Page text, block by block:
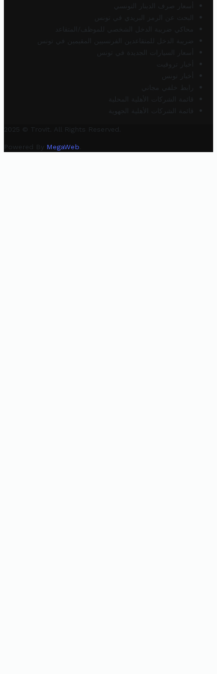
أسعار صرف الدينار التونسي
البحث عن الرمز البريدي في تونس
محاكي ضريبة الدخل الشخصي للموظف/المتقاعد
ضريبة الدخل للمتقاعدين الفرنسيين المقيمين في تونس
أسعار السيارات الجديدة في تونس
أخبار تروفيت
أخبار تونس
رابط خلفي مجاني
قائمة الشركات الأهلية المحلية
قائمة الشركات الأهلية الجهوية
2025 © Trovit. All Rights Reserved.
Powered By MegaWeb